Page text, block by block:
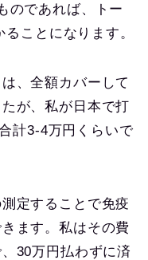
のであれば、トー
ことになります。
、全額カバーして
が、私が日本で打
計3-4万円くらいで
定することで免疫
ます。私はその費
30万円払わずに済